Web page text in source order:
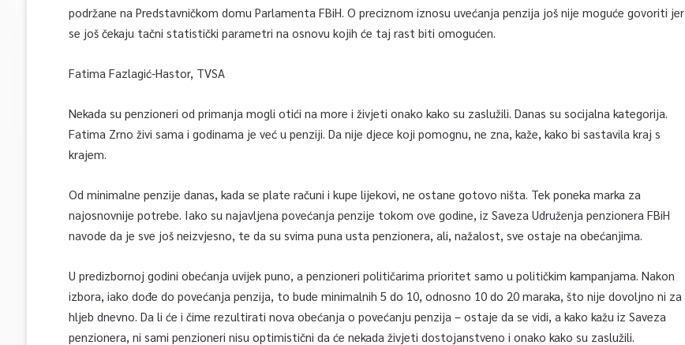
podržane na Predstavničkom domu Parlamenta FBiH. O preciznom iznosu uvećanja penzija još nije moguće govoriti jer
se još čekaju tačni statistički parametri na osnovu kojih će taj rast biti omogućen.
Fatima Fazlagić-Hastor, TVSA
Nekada su penzioneri od primanja mogli otići na more i živjeti onako kako su zaslužili. Danas su socijalna kategorija.
Fatima Zrno živi sama i godinama je već u penziji. Da nije djece koji pomognu, ne zna, kaže, kako bi sastavila kraj s
krajem.
Od minimalne penzije danas, kada se plate računi i kupe lijekovi, ne ostane gotovo ništa. Tek poneka marka za
najosnovnije potrebe. Iako su najavljena povećanja penzije tokom ove godine, iz Saveza Udruženja penzionera FBiH
navode da je sve još neizvjesno, te da su svima puna usta penzionera, ali, nažalost, sve ostaje na obećanjima.
U predizbornoj godini obećanja uvijek puno, a penzioneri političarima prioritet samo u političkim kampanjama. Nakon
izbora, iako dođe do povećanja penzija, to bude minimalnih 5 do 10, odnosno 10 do 20 maraka, što nije dovoljno ni za
hljeb dnevno. Da li će i čime rezultirati nova obećanja o povećanju penzija – ostaje da se vidi, a kako kažu iz Saveza
penzionera, ni sami penzioneri nisu optimistični da će nekada živjeti dostojanstveno i onako kako su zaslužili.